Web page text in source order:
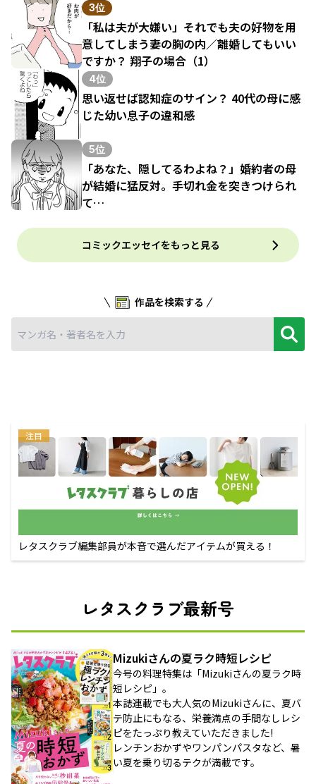
3位
「私は夫が大嫌い」それでも夫の好物を用
意してしまう妻の胸の内／離婚してもいい
ですか？ 翔子の場合（1）
4位
思い返せば認知症のサイン？ 40代の母に感
じた幼い息子の違和感
5位
「あなた、隠してるわよね？」婚約者の母
が結婚に猛反対。手切れ金を突きつけられ
て…
コミックエッセイをもっと見る
作品を検索する
注目
レタスクラブ編集部員が本音で選んだアイテムが買える！
レタスクラブ最新号
Mizukiさんの夏ラク時短レシピ
今号の料理特集は「Mizukiさんの夏ラク時
短レシピ」。
本誌連載でも大人気のMizukiさんに、夏バ
テ防止にもなる、栄養満点の手間なしレシ
ピをたっぷり教えていただきました!
レンチンおかずやワンパンパスタなど、暑
い夏を乗り切るテクが満載です。